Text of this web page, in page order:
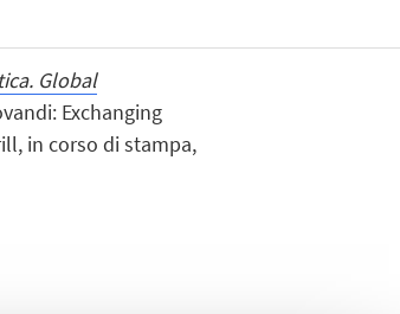
Global
Exchanging
in corso di stampa,